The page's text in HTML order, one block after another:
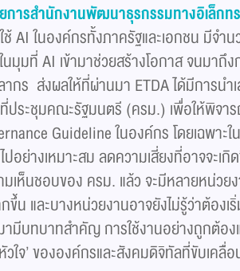
ารสำนักงานพัฒนาธุรกรรมทางอิเล็ก
AI ในองค์กรทั้งภาครัฐและเอกชน มีจำ
มุมที่ AI เข้ามาช่วยสร้างโอกาส จนมาถึ
กร ส่งผลให้ที่ผ่านมา ETDA ได้มีการนำ
ประชุมคณะรัฐมนตรี (ครม.) เพื่อให้พิจา
Guideline ในองค์กร โดยเฉพาะ
อย่างเหมาะสม ลดความเสี่ยงที่อาจจะเ
เห็นชอบของ ครม. แล้ว จะมีหลายหน่วยง
ขึ้น และบางหน่วยงานอาจยังไม่รู้ว่าต้องเ
ามีบทบาทสำคัญ การใช้งานอย่างถูกต้อง
หัวใจ’ ขององค์กรและสังคมดิจิทัลที่ขับเคลื่